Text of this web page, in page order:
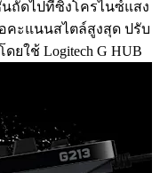
นถัดไปที่ซิงโครไนซ์แสง
คะแนนสไตล์สูงสุด ปรับ
ยใช้ Logitech G HUB